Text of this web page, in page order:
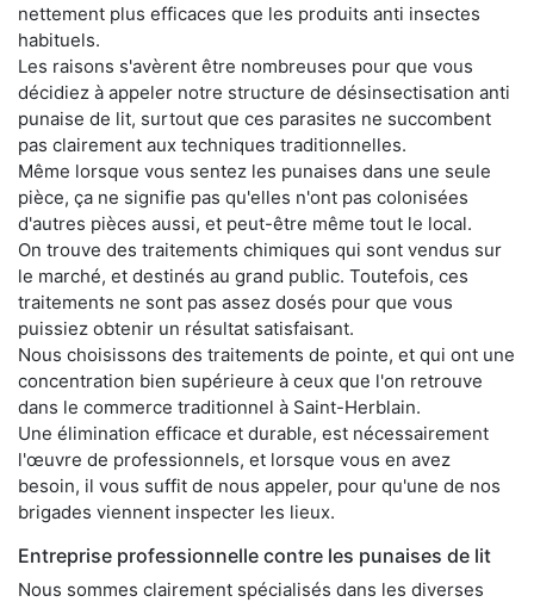
nettement plus efficaces que les produits anti insectes
habituels.
Les raisons s'avèrent être nombreuses pour que vous
décidiez à appeler notre structure de désinsectisation anti
punaise de lit, surtout que ces parasites ne succombent
pas clairement aux techniques traditionnelles.
Même lorsque vous sentez les punaises dans une seule
pièce, ça ne signifie pas qu'elles n'ont pas colonisées
d'autres pièces aussi, et peut-être même tout le local.
On trouve des traitements chimiques qui sont vendus sur
le marché, et destinés au grand public. Toutefois, ces
traitements ne sont pas assez dosés pour que vous
puissiez obtenir un résultat satisfaisant.
Nous choisissons des traitements de pointe, et qui ont une
concentration bien supérieure à ceux que l'on retrouve
dans le commerce traditionnel à Saint-Herblain.
Une élimination efficace et durable, est nécessairement
l'œuvre de professionnels, et lorsque vous en avez
besoin, il vous suffit de nous appeler, pour qu'une de nos
brigades viennent inspecter les lieux.
Entreprise professionnelle contre les punaises de lit
Nous sommes clairement spécialisés dans les diverses